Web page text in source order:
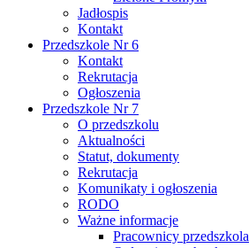
Jadłospis
Kontakt
Przedszkole Nr 6
Kontakt
Rekrutacja
Ogłoszenia
Przedszkole Nr 7
O przedszkolu
Aktualności
Statut, dokumenty
Rekrutacja
Komunikaty i ogłoszenia
RODO
Ważne informacje
Pracownicy przedszkola